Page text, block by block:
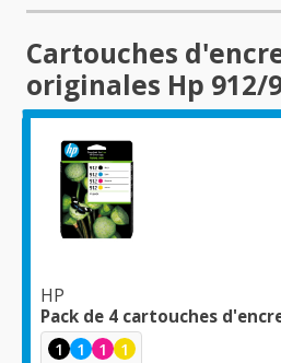
Cartouches
originales Hp 912/
HP
Pack de 4 cartouches
1 1 1 1